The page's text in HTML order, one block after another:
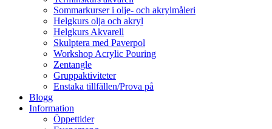
Sommarkurser i olje- och akrylmåleri
Helgkurs olja och akryl
Helgkurs Akvarell
Skulptera med Paverpol
Workshop Acrylic Pouring
Zentangle
Gruppaktiviteter
Enstaka tillfällen/Prova på
Blogg
Information
Öppettider